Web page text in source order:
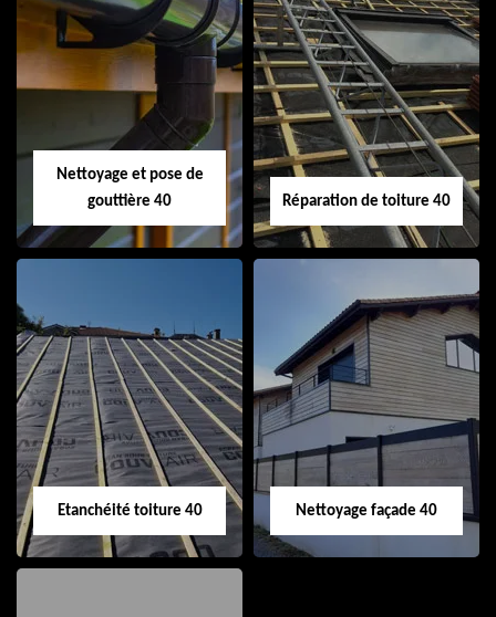
Isolation de toiture
40
Peinture sur tuile
40
Nettoyage et pose de
gouttière 40
Nettoyage et pose
de gouttière 40
Réparation de toiture 40
Réparation de
toiture 40
Etanchéité toiture 40 Nettoyage façade 40